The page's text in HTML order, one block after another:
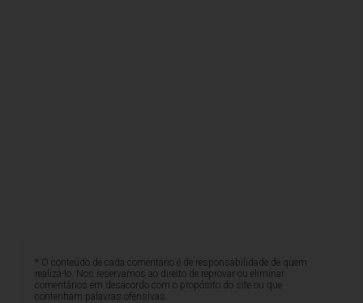
* O conteúdo de cada comentário é de responsabilidade de quem
realizá-lo. Nos reservamos ao direito de reprovar ou eliminar
comentários em desacordo com o propósito do site ou que
contenham palavras ofensivas.